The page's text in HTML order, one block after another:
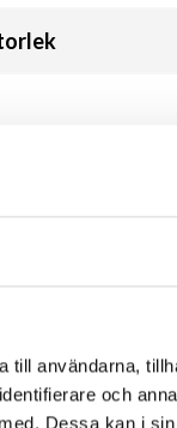
till användarna,
och
Dessa kan i